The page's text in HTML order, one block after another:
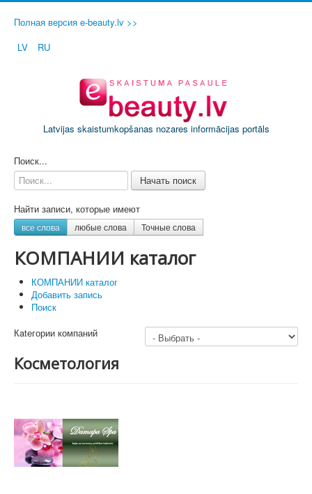
Полная версия e-beauty.lv >>
LV
RU
Latvijas skaistumkopšanas nozares informācijas portāls
Поиск...
Начать поиск
Найти записи, которые имеют
все слова любые слова Точные слова
КОМПАНИИ каталог
КОМПАНИИ каталог
Добавить запись
Поиск
Кatегории компаний
Косметология